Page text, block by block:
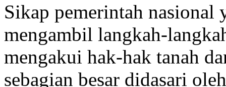
Sikap pemerintah nasional
mengambil langkah-
mengakui hak-hak tanah
sebagian besar didasari